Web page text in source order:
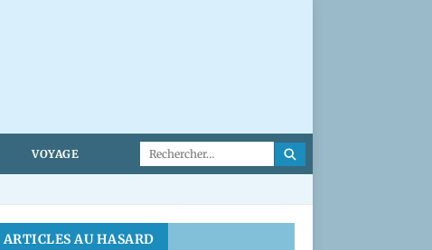
VOYAGE
ARTICLES AU HASARD